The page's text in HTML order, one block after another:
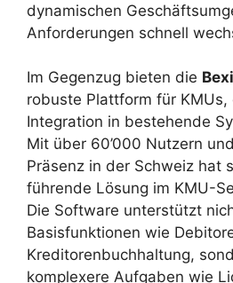
dynamischen
Anforderungen schnell
Im Gegenzug bieten die
robuste Plattform für KMUs,
Integration in bestehende
Mit über 60’000 Nutzern
Präsenz in der Schweiz hat
führende Lösung im KMU-
Die Software unterstützt
Basisfunktionen wie
Kreditorenbuchhaltung,
komplexere Aufgaben wie